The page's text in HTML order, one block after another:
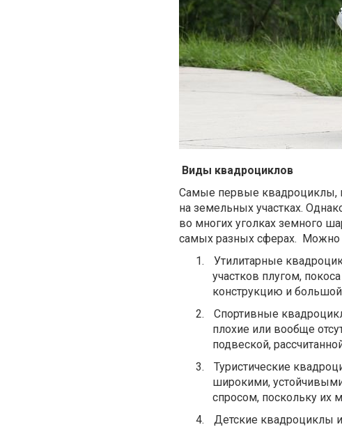
Виды квадроциклов
Самые первые квадроциклы,
на земельных участках.
во многих уголках земного
самых разных сферах. Можно
1.
Утилитарные
участков плугом,
конструкцию и
2.
Спортивные
плохие или вообще
подвеской,
3.
Туристические
широкими,
спросом, поскольку их
4.
Детские квадроциклы